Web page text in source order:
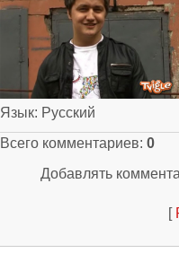
Язык: Русский
Всего комментариев: 0
Добавлять
[